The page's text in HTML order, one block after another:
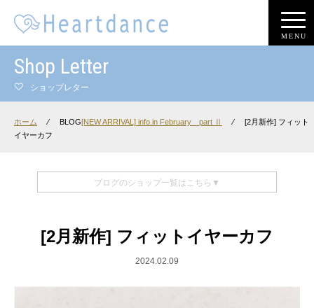
MENU
Shop Letter
ショップレター
ホーム ⁄ BLOG[NEW ARRIVAL] info.in February part Ⅱ ⁄
[2月新作] フィット
イヤーカフ
ブログのショップ一覧はこちら▼
[2月新作] フィットイヤーカフ
2024.02.09